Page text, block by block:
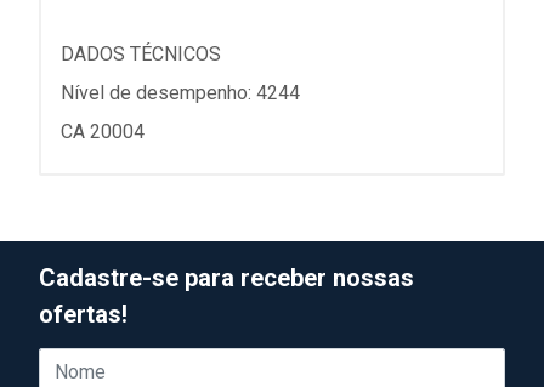
DADOS TÉCNICOS
Nível de desempenho: 4244
CA 20004
Cadastre-se para receber nossas
ofertas!